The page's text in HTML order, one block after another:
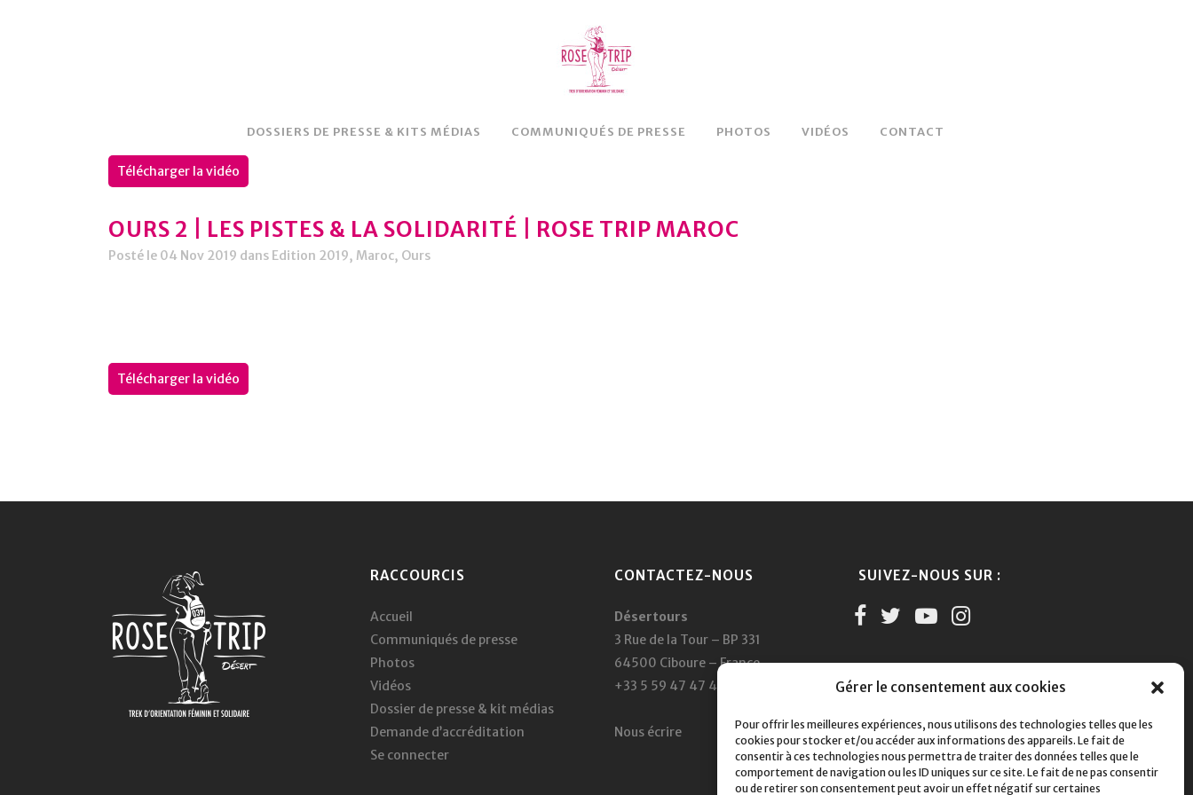
Gérer le consentement aux cookies
Pour offrir les meilleures expériences, nous utilisons des technologies telles que les
cookies pour stocker et/ou accéder aux informations des appareils. Le fait de
consentir à ces technologies nous permettra de traiter des données telles que le
comportement de navigation ou les ID uniques sur ce site. Le fait de ne pas consentir
ou de retirer son consentement peut avoir un effet négatif sur certaines
DOSSIERS DE PRESSE & KITS MÉDIAS COMMUNIQUÉS DE PRESSE PHOTOS VIDÉOS CONTACT
Télécharger la vidéo
OURS 2 | LES PISTES & LA SOLIDARITÉ | ROSE TRIP MAROC
Posté le 04 Nov 2019 dans Edition 2019, Maroc, Ours
Télécharger la vidéo
RACCOURCIS
Accueil
Communiqués de presse
Photos
Vidéos
Dossier de presse & kit médias
Demande d’accréditation
Se connecter
CONTACTEZ-NOUS
Désertours
3 Rue de la Tour – BP 331
64500 Ciboure – France
+33 5 59 47 47 47
Nous écrire
SUIVEZ-NOUS SUR :